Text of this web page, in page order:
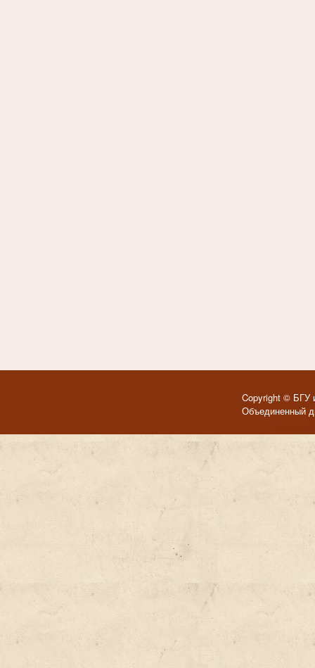
Copyright © БГУ
Объединенный